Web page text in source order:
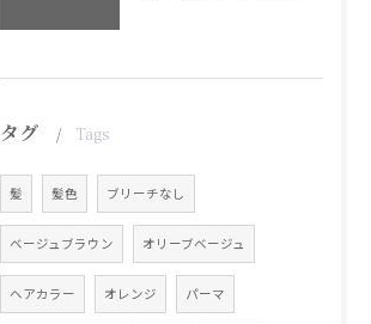
タグ Tags
髪 髪色 ブリーチなし
ベージュブラウン オリーブベージュ
ヘアカラー オレンジ パーマ